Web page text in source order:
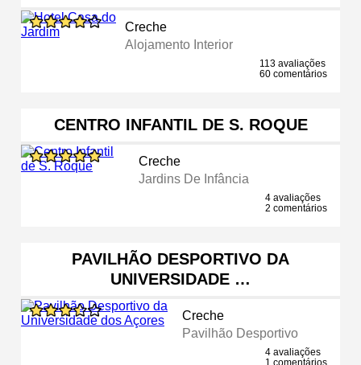
Creche
Alojamento Interior
113 avaliações
60 comentários
CENTRO INFANTIL DE S. ROQUE
Creche
Jardins De Infância
4 avaliações
2 comentários
PAVILHÃO DESPORTIVO DA
UNIVERSIDADE …
Creche
Pavilhão Desportivo
4 avaliações
1 comentários